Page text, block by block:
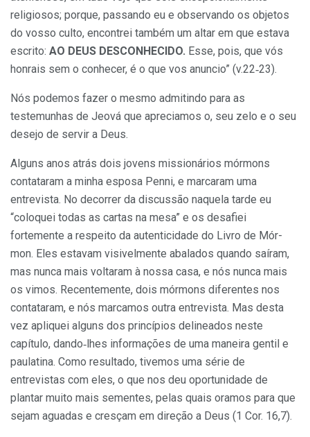
religiosos; porque, passando eu e observando os objetos
do vosso culto, encontrei também um altar em que estava
escrito: AO DEUS DESCONHECIDO. Esse, pois, que vós
honrais sem o conhecer, é o que vos anuncio” (v.22‑23).
Nós podemos fazer o mesmo admitindo para as
testemunhas de Jeová que apreciamos o, seu zelo e o seu
desejo de servir a Deus.
Alguns anos atrás dois jovens missionários mórmons
contataram a minha esposa Penni, e marcaram uma
entrevista. No decorrer da discussão naquela tarde eu
“coloquei todas as cartas na mesa” e os desafiei
fortemente a respeito da autenticidade do Livro de Mór­
mon. Eles estavam visivelmente abalados quando saíram,
mas nunca mais voltaram à nossa casa, e nós nunca mais
os vimos. Recentemente, dois mórmons diferentes nos
contataram, e nós mar­camos outra entrevista. Mas desta
vez apliquei alguns dos prin­cípios delineados neste
capítulo, dando‑lhes informações de uma maneira gentil e
paulatina. Como resultado, tivemos uma série de
entrevistas com eles, o que nos deu oportunidade de
plantar muito mais sementes, pelas quais oramos para que
sejam aguadas e cres­çam em direção a Deus (1 Cor. 16,7).